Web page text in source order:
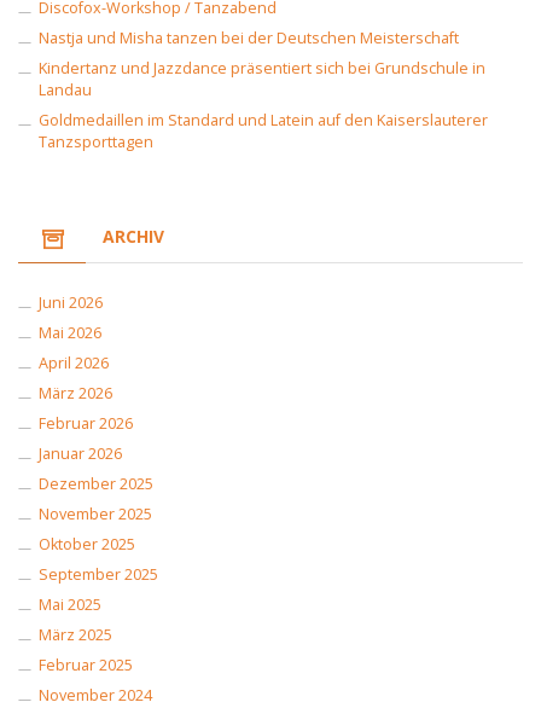
Discofox-Workshop / Tanzabend
Nastja und Misha tanzen bei der Deutschen Meisterschaft
Kindertanz und Jazzdance präsentiert sich bei Grundschule in
Landau
Goldmedaillen im Standard und Latein auf den Kaiserslauterer
Tanzsporttagen
ARCHIV
Juni 2026
Mai 2026
April 2026
März 2026
Februar 2026
Januar 2026
Dezember 2025
November 2025
Oktober 2025
September 2025
Mai 2025
März 2025
Februar 2025
November 2024